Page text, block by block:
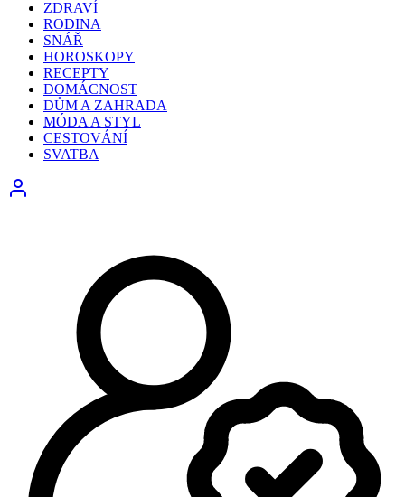
ZDRAVÍ
RODINA
SNÁŘ
HOROSKOPY
RECEPTY
DOMÁCNOST
DŮM A ZAHRADA
MÓDA A STYL
CESTOVÁNÍ
SVATBA